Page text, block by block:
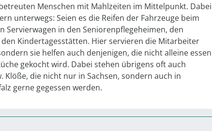
Menschen mit Mahlzeiten im Mittelpunkt. Dabei
unterwegs: Seien es die Reifen der Fahrzeuge beim
Servierwagen in den Seniorenpflegeheimen, den
Kindertagesstätten. Hier servieren die Mitarbeiter
sie helfen auch denjenigen, die nicht alleine essen
gekocht wird. Dabei stehen übrigens oft auch
Klöße, die nicht nur in Sachsen, sondern auch in
gerne gegessen werden.